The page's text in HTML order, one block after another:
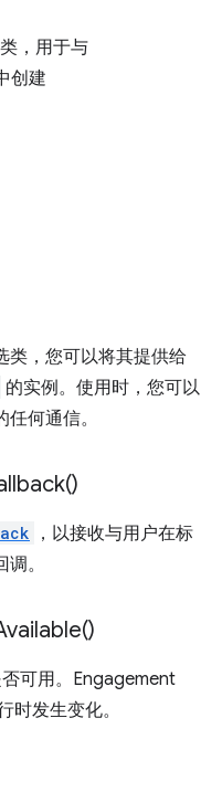
，用于与
创建
类，您可以将其提供给
的实例。使用时，您可以
何通信。
)
，以接收与用户在标
。
)
可用。Engagement
时发生变化。